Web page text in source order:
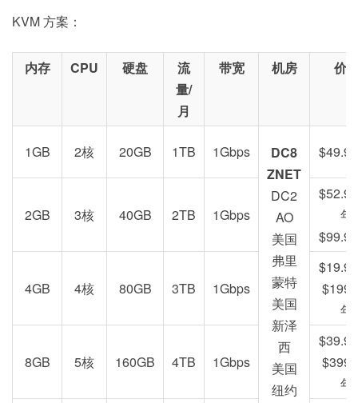
KVM 方案：
内存 CPU 硬盘
流
量/
月
带宽 机房 价
1GB 2核 20GB 1TB 1Gbps
DC8
ZNET
DC2
AO
美国
弗里
蒙特
美国
新泽
西
美国
纽约
2GB 3核 40GB 2TB 1Gbps
年
4GB 4核 80GB 3TB 1Gbps
年
8GB 5核 160GB 4TB 1Gbps
年